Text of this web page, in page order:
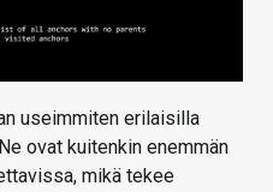
useimmiten erilaisilla
ovat kuitenkin enemmän
mikä tekee